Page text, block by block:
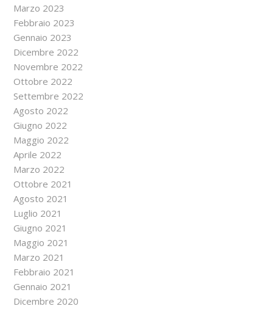
Marzo 2023
Febbraio 2023
Gennaio 2023
Dicembre 2022
Novembre 2022
Ottobre 2022
Settembre 2022
Agosto 2022
Giugno 2022
Maggio 2022
Aprile 2022
Marzo 2022
Ottobre 2021
Agosto 2021
Luglio 2021
Giugno 2021
Maggio 2021
Marzo 2021
Febbraio 2021
Gennaio 2021
Dicembre 2020